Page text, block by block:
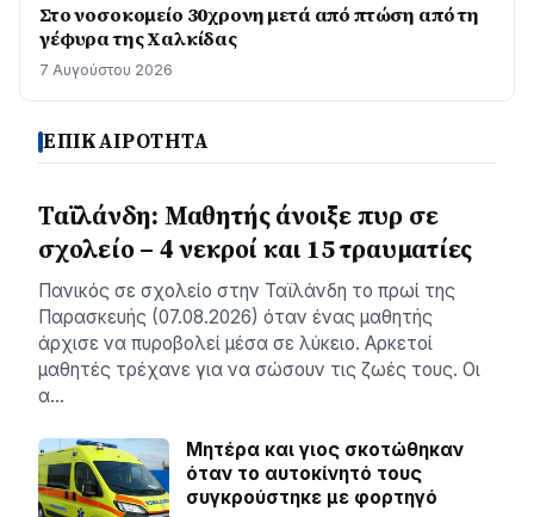
Στο νοσοκομείο 30χρονη μετά από πτώση από τη
γέφυρα της Χαλκίδας
7 Αυγούστου 2026
ΕΠΙΚΑΙΡΟΤΗΤΑ
Ταϊλάνδη: Μαθητής άνοιξε πυρ σε
σχολείο – 4 νεκροί και 15 τραυματίες
Πανικός σε σχολείο στην Ταϊλάνδη το πρωί της
Παρασκευής (07.08.2026) όταν ένας μαθητής
άρχισε να πυροβολεί μέσα σε λύκειο. Αρκετοί
μαθητές τρέχανε για να σώσουν τις ζωές τους. Οι
α…
Μητέρα και γιος σκοτώθηκαν
όταν το αυτοκίνητό τους
συγκρούστηκε με φορτηγό